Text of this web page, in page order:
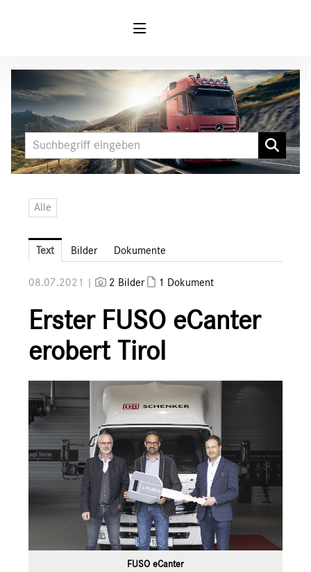
Meldungen
MARKEN & PRODUKTE
FUSO
Canter
Unimog
Media
Alle
Text Bilder Dokumente
08.07.2021 | 2 Bilder 1 Dokument
Erster FUSO eCanter
erobert Tirol
FUSO eCanter